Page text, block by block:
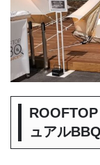
ュアル